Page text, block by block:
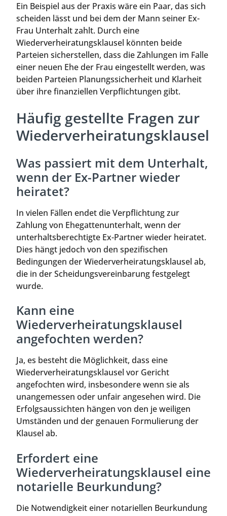
Ein Beispiel aus der Praxis wäre ein Paar, das sich
scheiden lässt und bei dem der Mann seiner Ex-
Frau Unterhalt zahlt. Durch eine
Wiederverheiratungsklausel könnten beide
Parteien sicherstellen, dass die Zahlungen im Falle
einer neuen Ehe der Frau eingestellt werden, was
beiden Parteien Planungssicherheit und Klarheit
über ihre finanziellen Verpflichtungen gibt.
Häufig gestellte Fragen zur
Wiederverheiratungsklausel
Was passiert mit dem Unterhalt,
wenn der Ex-Partner wieder
heiratet?
In vielen Fällen endet die Verpflichtung zur
Zahlung von Ehegattenunterhalt, wenn der
unterhaltsberechtigte Ex-Partner wieder heiratet.
Dies hängt jedoch von den spezifischen
Bedingungen der Wiederverheiratungsklausel ab,
die in der Scheidungsvereinbarung festgelegt
wurde.
Kann eine
Wiederverheiratungsklausel
angefochten werden?
Ja, es besteht die Möglichkeit, dass eine
Wiederverheiratungsklausel vor Gericht
angefochten wird, insbesondere wenn sie als
unangemessen oder unfair angesehen wird. Die
Erfolgsaussichten hängen von den je weiligen
Umständen und der genauen Formulierung der
Klausel ab.
Erfordert eine
Wiederverheiratungsklausel eine
notarielle Beurkundung?
Die Notwendigkeit einer notariellen Beurkundung